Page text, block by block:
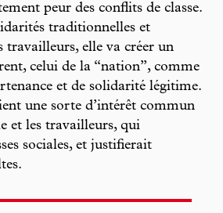
peur des conflits de classe.
traditionnelles et
travailleurs, elle va créer un
celui de la “nation”, comme
et de solidarité légitime.
une sorte d’intérêt commun
et les travailleurs, qui
sociales, et justifierait